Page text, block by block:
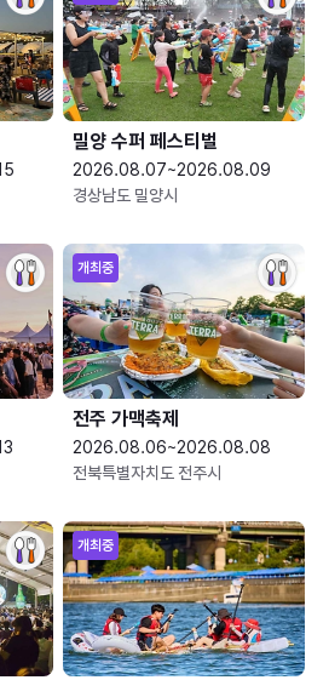
밀양 수퍼 페스티벌
2026.08.07~2026.08.09
경상남도 밀양시
개최중
전주 가맥축제
2026.08.06~2026.08.08
전북특별자치도 전주시
개최중